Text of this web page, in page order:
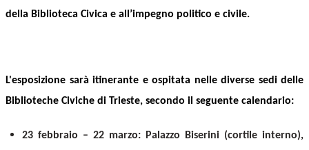
della Biblioteca Civica e all’impegno politico e civile.
L'esposizione sarà itinerante e ospitata nelle diverse sedi delle
Biblioteche Civiche di Trieste, secondo il seguente calendario:
23 febbraio – 22 marzo: Palazzo Biserini (cortile interno),